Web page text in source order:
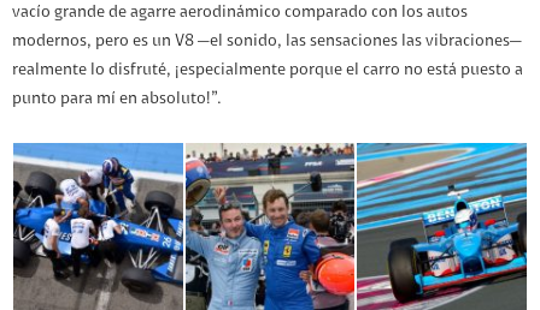
vacío grande de agarre aerodinámico comparado con los autos
modernos, pero es un V8 —el sonido, las sensaciones las vibraciones—
realmente lo disfruté, ¡especialmente porque el carro no está puesto a
punto para mí en absoluto!”.